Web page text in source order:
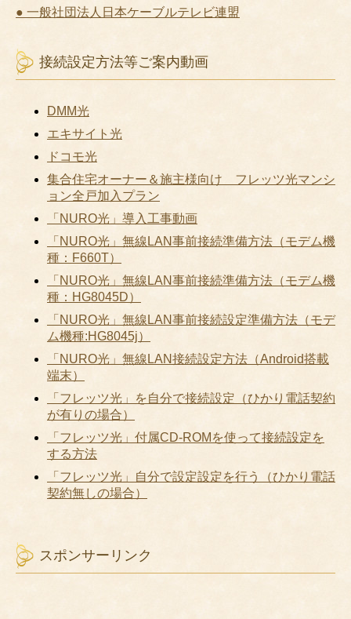
● 一般社団法人日本ケーブルテレビ連盟
接続設定方法等ご案内動画
DMM光
エキサイト光
ドコモ光
集合住宅オーナー＆施主様向け フレッツ光マンシ
ョン全戸加入プラン
「NURO光」導入工事動画
「NURO光」無線LAN事前接続準備方法（モデム機
種：F660T）
「NURO光」無線LAN事前接続準備方法（モデム機
種：HG8045D）
「NURO光」無線LAN事前接続設定準備方法（モデ
ム機種:HG8045j）
「NURO光」無線LAN接続設定方法（Android搭載
端末）
「フレッツ光」を自分で接続設定（ひかり電話契約
が有りの場合）
「フレッツ光」付属CD-ROMを使って接続設定を
する方法
「フレッツ光」自分で設定設定を行う（ひかり電話
契約無しの場合）
スポンサーリンク